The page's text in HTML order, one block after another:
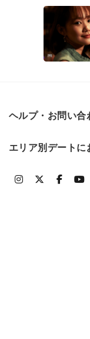
ヘルプ・お問い合
エリア別デートに